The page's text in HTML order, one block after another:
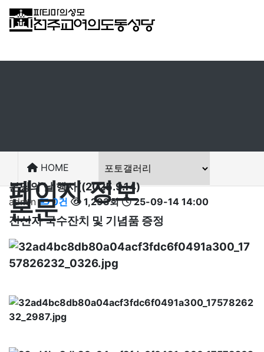
로그인
HOME
본당의 날 행사((2025.9.14)
페이지 정보
admin 0건 1,293회 25-09-14 14:00
본문
전신자 국수잔치 및 기념품 증정